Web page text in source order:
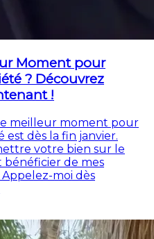
Moment pour
? Découvrez
!
meilleur moment pour
dès la fin janvier.
votre bien sur le
de mes
Appelez-moi dès